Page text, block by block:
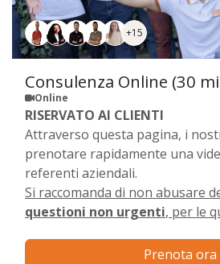
+15
Consulenza Online (30
Online
RISERVATO AI CLIENTI
Attraverso questa pagina, i
prenotare rapidamente una
referenti aziendali.
Si raccomanda di non abusare
questioni non urgenti, per le
Prenota ora